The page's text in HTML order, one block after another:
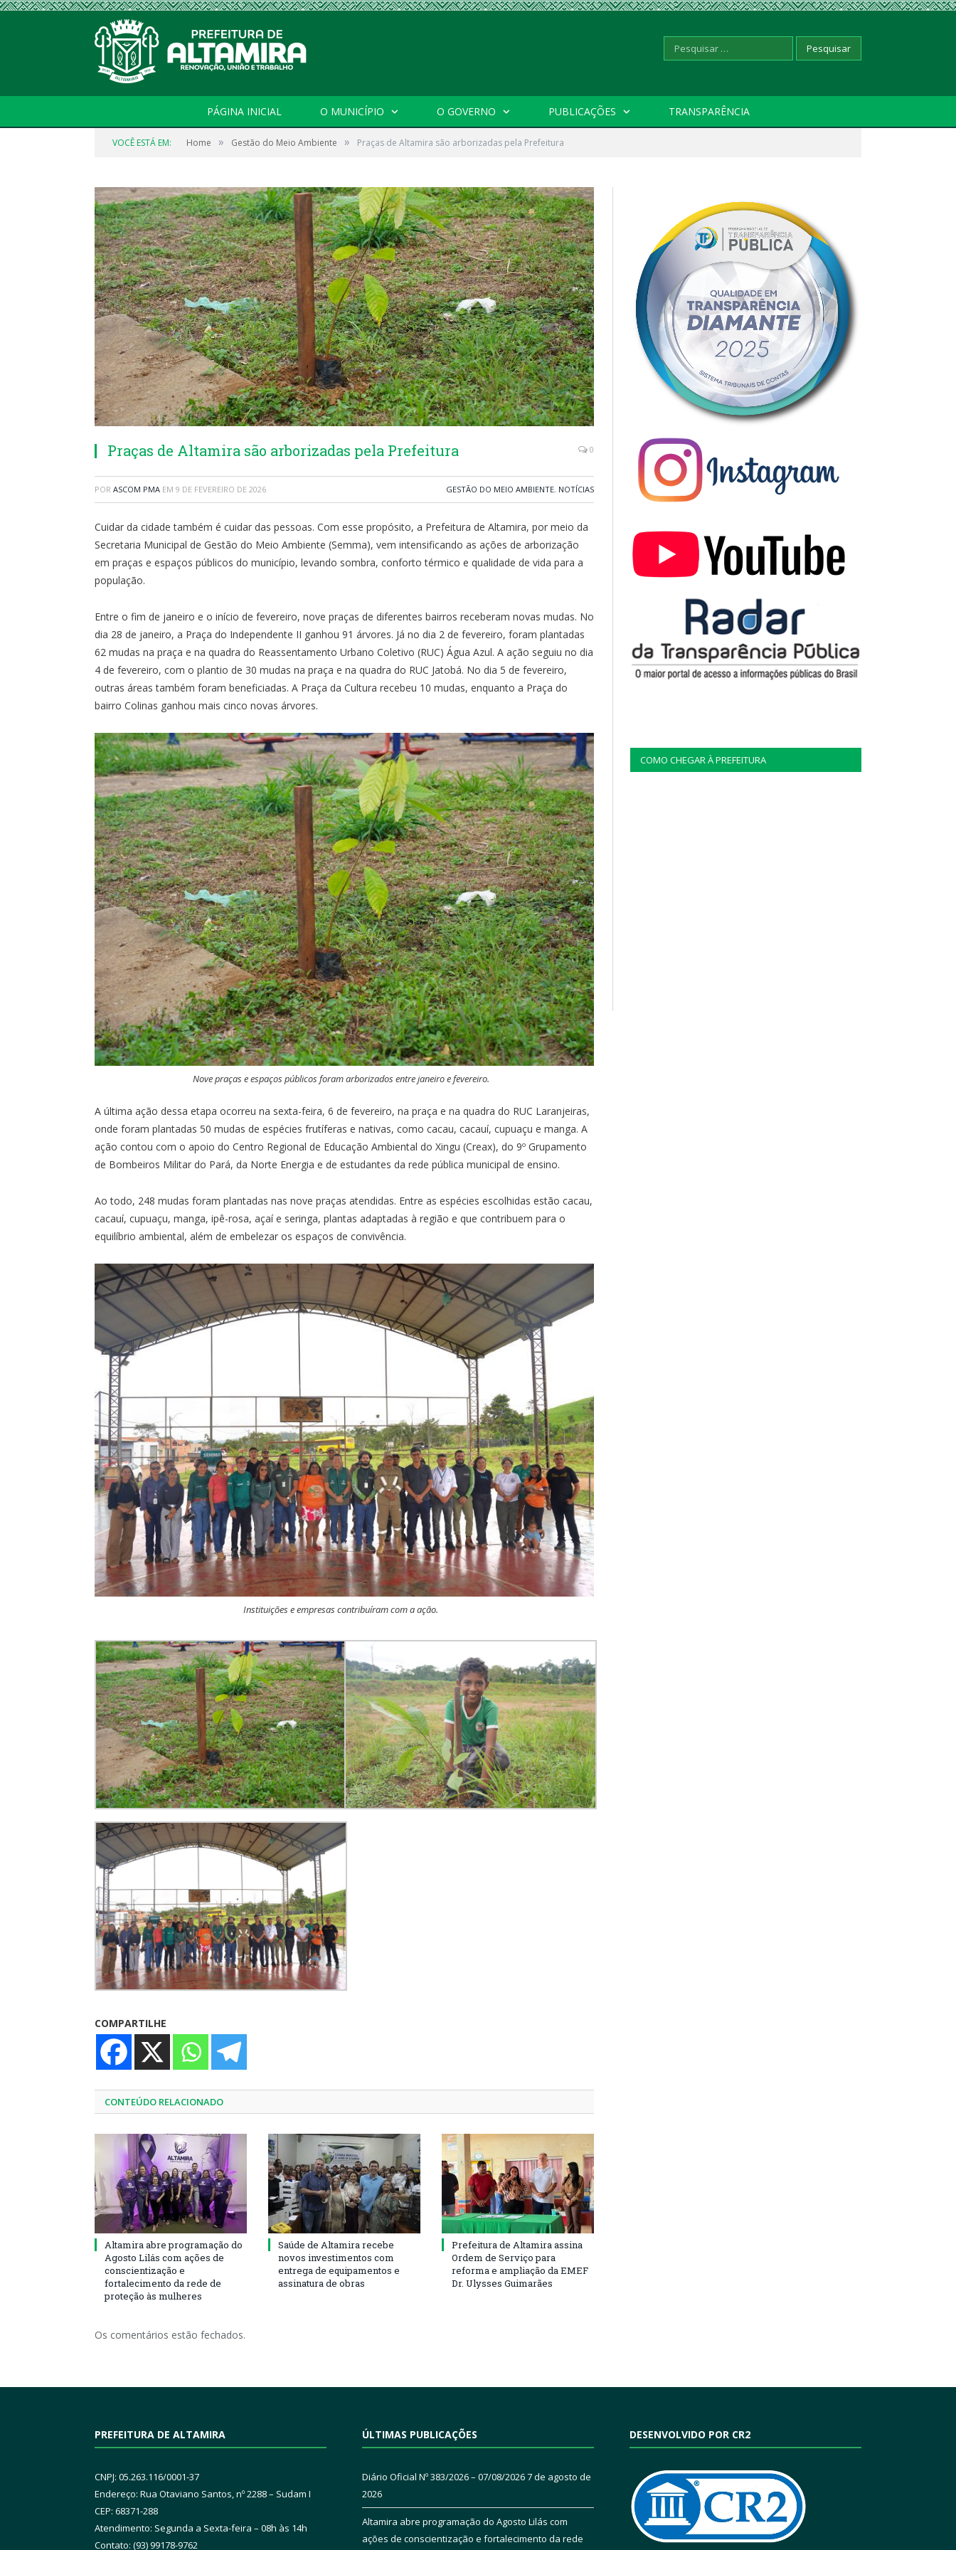
Pesquisar
PÁGINA INICIAL O MUNICÍPIO O GOVERNO PUBLICAÇÕES TRANSPARÊNCIA
VOCÊ ESTÁ EM: Home » Gestão do Meio Ambiente » Praças de Altamira são arborizadas pela Prefeitura
Praças de Altamira são arborizadas pela Prefeitura 0
POR ASCOM PMA EM 9 DE FEVEREIRO DE 2026 GESTÃO DO MEIO AMBIENTE, NOTÍCIAS
Cuidar da cidade também é cuidar das pessoas. Com esse propósito, a Prefeitura de Altamira, por meio da
Secretaria Municipal de Gestão do Meio Ambiente (Semma), vem intensificando as ações de arborização
em praças e espaços públicos do município, levando sombra, conforto térmico e qualidade de vida para a
população.
Entre o fim de janeiro e o início de fevereiro, nove praças de diferentes bairros receberam novas mudas. No
dia 28 de janeiro, a Praça do Independente II ganhou 91 árvores. Já no dia 2 de fevereiro, foram plantadas
62 mudas na praça e na quadra do Reassentamento Urbano Coletivo (RUC) Água Azul. A ação seguiu no dia
4 de fevereiro, com o plantio de 30 mudas na praça e na quadra do RUC Jatobá. No dia 5 de fevereiro,
outras áreas também foram beneficiadas. A Praça da Cultura recebeu 10 mudas, enquanto a Praça do
bairro Colinas ganhou mais cinco novas árvores.
Nove praças e espaços públicos foram arborizados entre janeiro e fevereiro.
A última ação dessa etapa ocorreu na sexta-feira, 6 de fevereiro, na praça e na quadra do RUC Laranjeiras,
onde foram plantadas 50 mudas de espécies frutíferas e nativas, como cacau, cacauí, cupuaçu e manga. A
ação contou com o apoio do Centro Regional de Educação Ambiental do Xingu (Creax), do 9º Grupamento
de Bombeiros Militar do Pará, da Norte Energia e de estudantes da rede pública municipal de ensino.
Ao todo, 248 mudas foram plantadas nas nove praças atendidas. Entre as espécies escolhidas estão cacau,
cacauí, cupuaçu, manga, ipê-rosa, açaí e seringa, plantas adaptadas à região e que contribuem para o
equilíbrio ambiental, além de embelezar os espaços de convivência.
Instituições e empresas contribuíram com a ação.
COMPARTILHE
CONTEÚDO RELACIONADO
Altamira abre programação do
Agosto Lilás com ações de
conscientização e
fortalecimento da rede de
proteção às mulheres
Saúde de Altamira recebe
novos investimentos com
entrega de equipamentos e
assinatura de obras
Prefeitura de Altamira assina
Ordem de Serviço para
reforma e ampliação da EMEF
Dr. Ulysses Guimarães
Os comentários estão fechados.
COMO CHEGAR À PREFEITURA
PREFEITURA DE ALTAMIRA
CNPJ: 05.263.116/0001-37
Endereço: Rua Otaviano Santos, nº 2288 – Sudam I
CEP: 68371-288
Atendimento: Segunda a Sexta-feira – 08h às 14h
Contato: (93) 99178-9762
ÚLTIMAS PUBLICAÇÕES
Diário Oficial Nº 383/2026 – 07/08/20267 de agosto de
2026
Altamira abre programação do Agosto Lilás com
ações de conscientização e fortalecimento da rede
DESENVOLVIDO POR CR2